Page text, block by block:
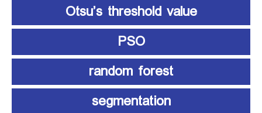
Otsu’s threshold value
PSO
random forest
segmentation